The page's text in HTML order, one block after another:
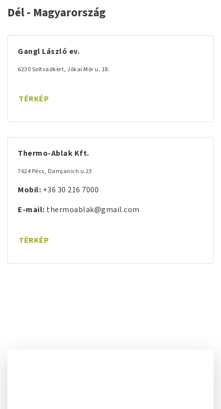
Dél - Magyarország
Gangl László ev.
6230 Soltvadkert, Jókai Mór u. 18.
TÉRKÉP
Thermo-Ablak Kft.
7624 Pécs, Damjanich u.23
Mobil: +36 30 216 7000
E-mail: thermoablak@gmail.com
TÉRKÉP